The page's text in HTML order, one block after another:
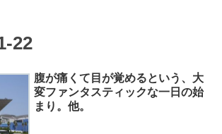
22
腹が痛くて目が覚めるという、大
変ファンタスティックな一日の始
まり。他。